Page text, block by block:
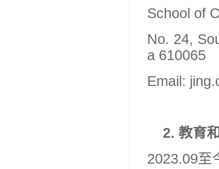
School of
No. 24,
a 610065
Email:
2. 教育
2023.09至